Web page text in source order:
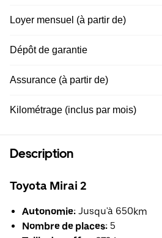
Loyer mensuel (à partir de)
Dépôt de garantie
Assurance (à partir de)
Kilométrage (inclus par mois)
Description
Toyota Mirai 2
Autonomie: Jusqu'à 650km
Nombre de places: 5